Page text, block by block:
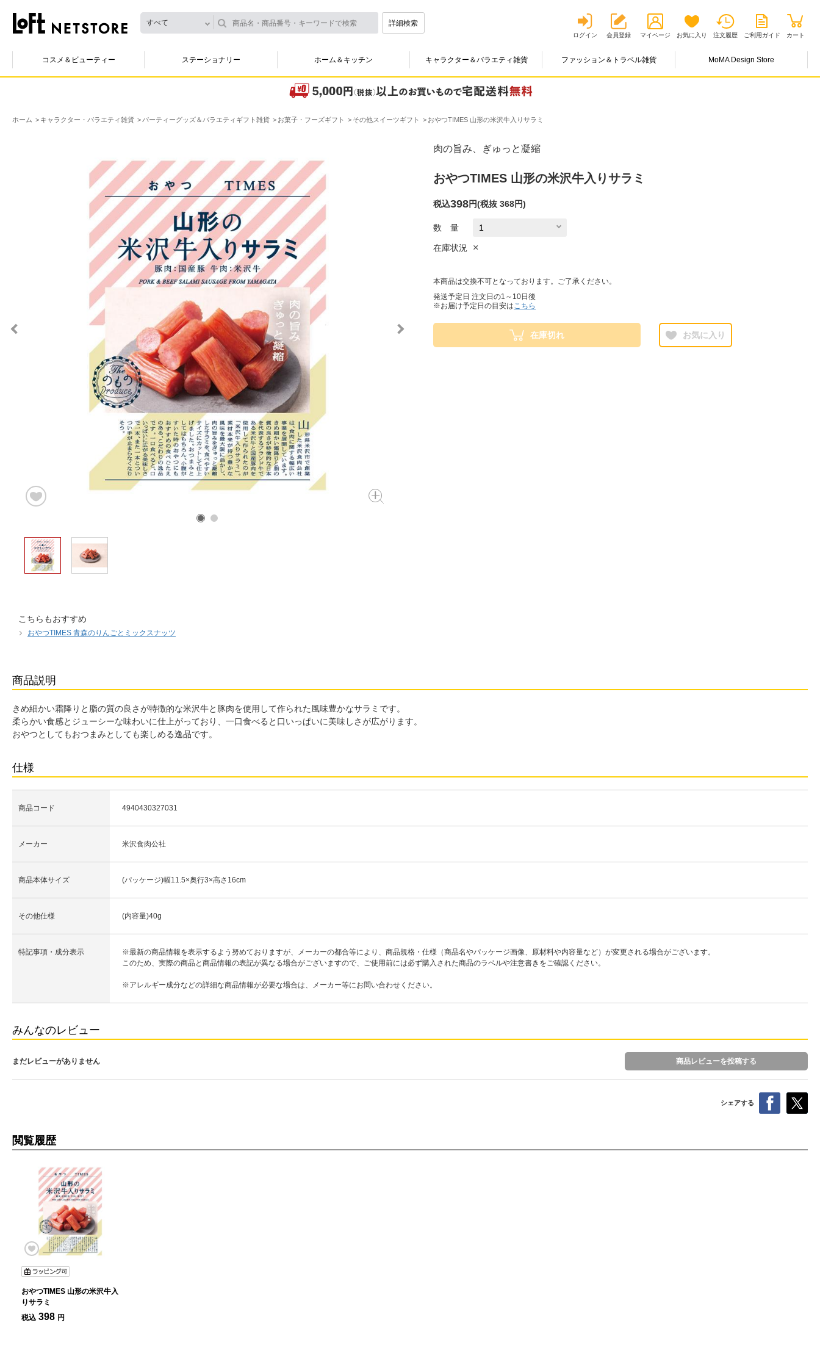
すべて 詳細検索
ログイン 会員登録 マイページ お気に入り 注文履歴 ご利用ガイド カート
コスメ＆ビューティー ステーショナリー ホーム＆キッチン キャラクター＆バラエティ雑貨 ファッション＆トラベル雑貨 MoMA Design Store
ホーム キャラクター・バラエティ雑貨 パーティーグッズ＆バラエティギフト雑貨 お菓子・フーズギフト その他スイーツギフト おやつTIMES 山形の米沢牛入りサラミ
肉の旨み、ぎゅっと凝縮
おやつTIMES 山形の米沢牛入りサラミ
税込398円(税抜 368円)
数 量
在庫状況 ×
本商品は交換不可となっております。ご了承ください。
発送予定日 注文日の1～10日後
※お届け予定日の目安はこちら
在庫切れ お気に入り
こちらもおすすめ
おやつTIMES 青森のりんごとミックスナッツ
商品説明
きめ細かい霜降りと脂の質の良さが特徴的な米沢牛と豚肉を使用して作られた風味豊かなサラミです。
柔らかい食感とジューシーな味わいに仕上がっており、一口食べると口いっぱいに美味しさが広がります。
おやつとしてもおつまみとしても楽しめる逸品です。
仕様
商品コード 4940430327031
メーカー 米沢食肉公社
商品本体サイズ (パッケージ)幅11.5×奥行3×高さ16cm
その他仕様 (内容量)40g
特記事項・成分表示
※最新の商品情報を表示するよう努めておりますが、メーカーの都合等により、商品規格・仕様（商品名やパッケージ画像、原材料や内容量など）が変更される場合がございます。
このため、実際の商品と商品情報の表記が異なる場合がございますので、ご使用前には必ず購入された商品のラベルや注意書きをご確認ください。
※アレルギー成分などの詳細な商品情報が必要な場合は、メーカー等にお問い合わせください。
みんなのレビュー
まだレビューがありません 商品レビューを投稿する
シェアする
閲覧履歴
おやつTIMES 山形の米沢牛入
りサラミ
税込 398 円